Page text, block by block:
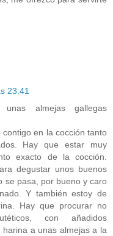
23:41
almejas gallegas
en la cocción tanto
Hay que estar muy
exacto de la cocción.
degustar unos buenos
se pasa, por bueno y caro
Y también estoy de
Hay que procurar no
con añadidos
a unas almejas a la